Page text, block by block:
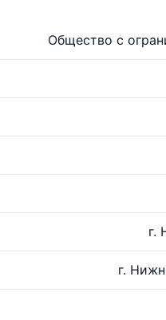
Общество с
г.
г.